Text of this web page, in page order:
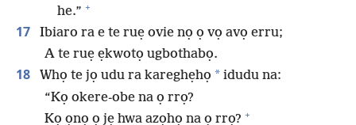
he.” +
17
Ibiaro ra e te ruẹ ovie nọ ọ vọ avọ erru;
A te ruẹ ẹkwotọ ugbothabọ.
18 Whọ te jọ udu ra kareghẹhọ * idudu na:
“Kọ okere-obe na ọ rrọ?
Kọ ọnọ ọ jẹ hwa azọhọ na ọ rrọ? +